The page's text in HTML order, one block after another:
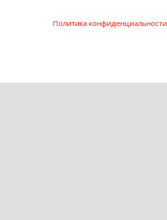
Политика конфиденциальности